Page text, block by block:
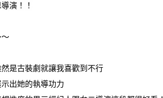
演！！
是古裝劇就讓我喜歡到不行
出她的執導功力